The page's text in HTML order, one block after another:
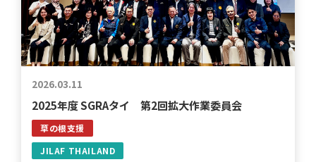
2026.03.11
2025年度 SGRAタイ 第2回拡大作業委員会
草の根支援
JILAF THAILAND